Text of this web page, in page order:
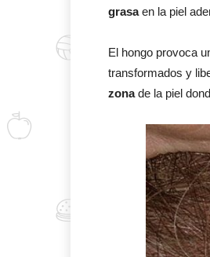
grasaen la piel
El hongo provoca
transformados y
zonade la piel